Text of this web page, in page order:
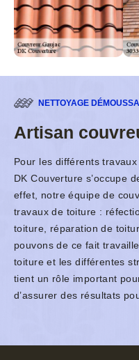
NETTOYAGE
Artisan
Pour les différents
DK Couverture s’occupe
effet, notre équipe de
travaux de toiture :
toiture, réparation de
pouvons de ce fait
toiture et les différentes
tient un rôle important
d’assurer des résultats